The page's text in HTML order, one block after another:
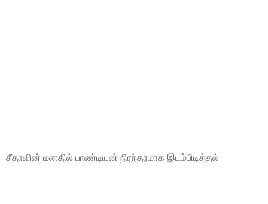
சீதாவின் மனதில் பாண்டியன் நிரந்தரமாக இடம்பிடித்தல்